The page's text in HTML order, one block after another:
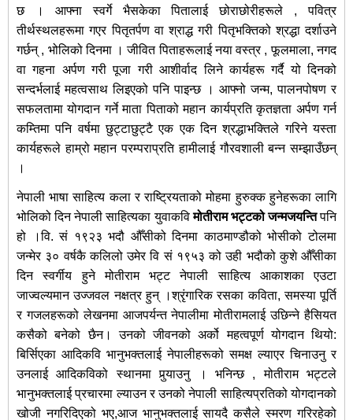
छ । आफ्ना स्वर्गे भैसकेका पितालाई छोराछोरीहरूले , पवित्र
तीर्थस्थलहरूमा गएर पितृतर्पण वा श्राद्ध गरी पितृभक्तिको श्रद्धा दर्शाउने
गर्छन् , भोलिको दिनमा । जीवित पिताहरूलाई नया वस्त्र , फूलमाला, नगद
वा गहना अर्पण गरी पूजा गरी आशीर्वाद लिने कार्यहरू गर्दै यो दिनको
सन्दर्भलाई महत्वसाथ लिइएको पनि पाइन्छ । आफ्नो जन्म, पालनपोषण र
सफलतामा योगदान गर्ने माता पिताको महान कार्यप्रति कृतज्ञता अर्पण गर्न
कम्तिमा पनि वर्षमा छुट्टाछुट्टै एक एक दिन श्रद्धाभक्तिले गरिने यस्ता
कार्यहरूले हाम्रो महान परम्पराप्रति हामीलाई गौरवशाली बन्न सम्झाउँछन्
।
नेपाली भाषा साहित्य कला र राष्ट्रियताको मोहमा हुरुक्क हुनेहरूका लागि
भोलिको दिन नेपाली साहित्यका युवाकविमोतीराम भट्टको जन्मजयन्तिपनि
हो ।वि. सं १९२३ भदौ औँसीको दिनमा काठमाण्डौको भोसीको टोलमा
जन्मेर ३० वर्षकै कलिलो उमेर वि सं १९५३ को उही भदौको कुशे औँसीका
दिन स्वर्गीय हुने मोतीराम भट्ट नेपाली साहित्य आकाशका एउटा
जाज्वल्यमान उज्जवल नक्षत्र हुन् ।श्रृंगारिक रसका कविता, समस्या पूर्ति
र गजलहरूको लेखनमा आजपर्यन्त नेपालीमा मोतीरामलाई उछिन्ने हैसियत
कसैको बनेको छैन। उनको जीवनको अर्को महत्वपूर्ण योगदान थियो:
बिर्सिएका आदिकवि भानुभक्तलाई नेपालीहरूको समक्ष ल्याएर चिनाउनु र
उनलाई आदिकविको स्थानमा पुर्‍याउनु । भनिन्छ , मोतीराम भट्टले
भानुभक्तलाई प्रचारमा ल्याउन र उनको नेपाली साहित्यप्रतिको योगदानको
खोजी नगरिदिएको भए,आज भानुभक्तलाई सायदै कसैले स्मरण गरिरहेको